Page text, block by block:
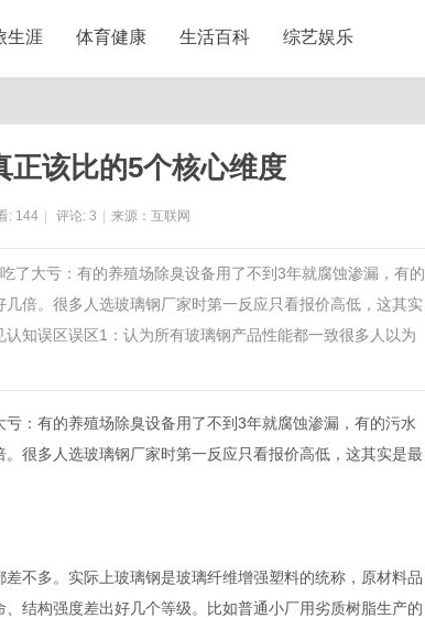
生涯 体育健康 生活百科 综艺娱乐
正该比的5个核心维度
: 144 评论: 3 来源：互联网
了大亏：有的养殖场除臭设备用了不到3年就腐蚀渗漏，有的
倍。很多人选玻璃钢厂家时第一反应只看报价高低，这其实
知误区误区1：认为所有玻璃钢产品性能都一致很多人以为
：有的养殖场除臭设备用了不到3年就腐蚀渗漏，有的污水
很多人选玻璃钢厂家时第一反应只看报价高低，这其实是最
不多。实际上玻璃钢是玻璃纤维增强塑料的统称，原材料品
结构强度差出好几个等级。比如普通小厂用劣质树脂生产的